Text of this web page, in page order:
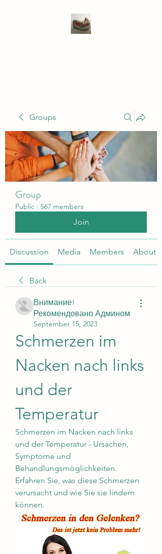
Groups
Group
Public · 567 members
Join
Discussion Media Members About
Back
Внимание!
Рекомендовано Админом
September 15, 2023
Schmerzen im
Nacken nach links
und der
Temperatur
Schmerzen im Nacken nach links
und der Temperatur - Ursachen,
Symptome und
Behandlungsmöglichkeiten.
Erfahren Sie, was diese Schmerzen
verursacht und wie Sie sie lindern
können.